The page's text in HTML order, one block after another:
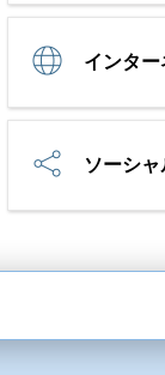
インタ
ソーシ